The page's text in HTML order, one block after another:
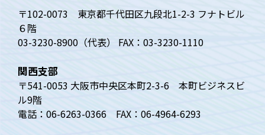
〒102-0073 東京都千代田区九段北1-2-3 フナトビル
６階
03-3230-8900（代表） FAX：03-3230-1110
関西支部
〒541-0053 大阪市中央区本町2-3-6 本町ビジネスビ
ル9階
電話：06-6263-0366 FAX：06-4964-6293